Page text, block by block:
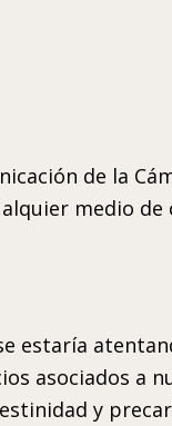
de la
medio
estaría
asociados a
y